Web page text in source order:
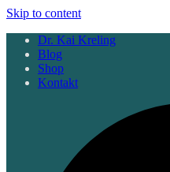
Skip to content
Dr. Kai Kreling
Blog
Shop
Kontakt